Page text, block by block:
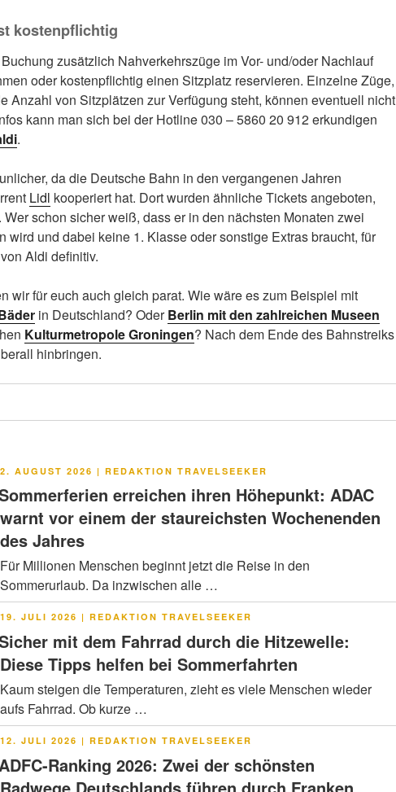
kostenpflichtig
zusätzlich Nahverkehrszüge im Vor- und/oder Nachlauf
oder kostenpflichtig einen Sitzplatz reservieren. Einzelne Züge,
Anzahl von Sitzplätzen zur Verfügung steht, können eventuell nicht
kann man sich bei der Hotline 030 – 5860 20 912 erkundigen
.
da die Deutsche Bahn in den vergangenen Jahren
Lidl kooperiert hat. Dort wurden ähnliche Tickets angeboten,
schon sicher weiß, dass er in den nächsten Monaten zwei
wird und dabei keine 1. Klasse oder sonstige Extras braucht, für
Aldi definitiv.
wir für euch auch gleich parat. Wie wäre es zum Beispiel mit
in Deutschland? OderBerlin mit den zahlreichen Museen
Kulturmetropole Groningen? Nach dem Ende des Bahnstreiks
hinbringen.
VERÖFFENTLICHT
2. AUGUST 2026 | REDAKTION TRAVELSEEKER
erreichen ihren Höhepunkt: ADAC
warnt vor einem der staureichsten Wochenenden
des Jahres
Für Millionen Menschen beginnt jetzt die Reise in den
Sommerurlaub. Da inzwischen alle …
VERÖFFENTLICHT
19. JULI 2026 | REDAKTION TRAVELSEEKER
mit dem Fahrrad durch die Hitzewelle:
Diese Tipps helfen bei Sommerfahrten
Kaum steigen die Temperaturen, zieht es viele Menschen wieder
aufs Fahrrad. Ob kurze …
VERÖFFENTLICHT
12. JULI 2026 | REDAKTION TRAVELSEEKER
Ranking 2026: Zwei der schönsten